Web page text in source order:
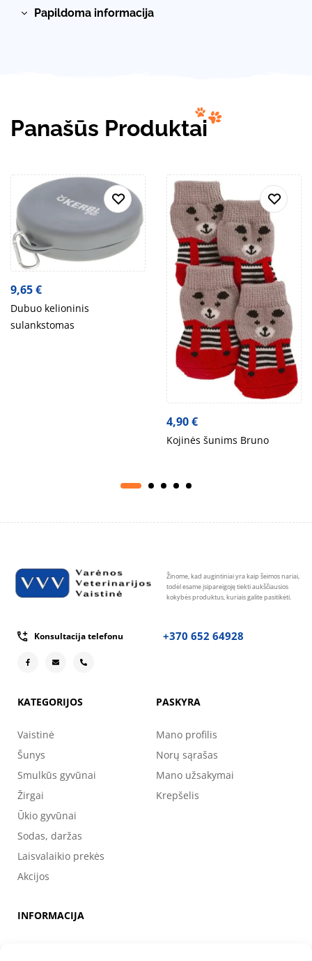
Papildoma informacija
Panašūs Produktai
9,65€
Dubuo kelioninis
sulankstomas
4,90€
Kojinės šunims Bruno
Žinome, kad augintiniai yra kaip šeimos nariai,
todėl esame įsipareigoję tiekti aukščiausios
kokybės produktus, kuriais galite pasitikėti.
Konsultacija telefonu +370 652 64928
KATEGORIJOS
Vaistinė
Šunys
Smulkūs gyvūnai
Žirgai
Ūkio gyvūnai
Sodas, daržas
Laisvalaikio prekės
Akcijos
PASKYRA
Mano profilis
Norų sąrašas
Mano užsakymai
Krepšelis
INFORMACIJA